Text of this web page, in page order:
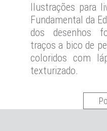
Ilustrações para
Fundamental da
dos desenhos
traços a bico de
coloridos com
texturizado.